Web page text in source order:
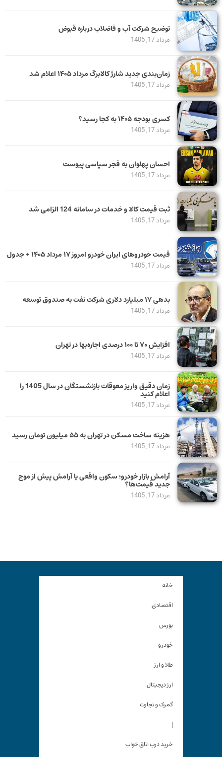
توضیح شرکت آب و فاضلاب درباره قبوض
مرداد 17, 1405
زمان‌بندی جدید شارژ کالابرگ مرداد ۱۴۰۵ اعلام شد
مرداد 17, 1405
کسری بودجه ۱۴۰۵ به کجا رسید؟
مرداد 17, 1405
احسان پهلوان به فجر سپاسی پیوست
مرداد 17, 1405
ثبت قیمت کالا و خدمات در سامانه 124 الزامی شد
مرداد 17, 1405
قیمت خودرو‌های ایران خودرو امروز ۱۷ مرداد ۱۴۰۵ + جدول
مرداد 17, 1405
بدهی ١٧ میلیارد دلاری شرکت نفت به صندوق توسعه
مرداد 17, 1405
افزایش ۷۰ تا ۱۰۰ درصدی اجاره‌بها در تهران
مرداد 17, 1405
زمان دقیق واریز معوقات بازنشستگان در سال 1405 را
اعلام کنید
مرداد 17, 1405
هزینه ساخت مسکن در تهران به ۵۵ میلیون تومان رسید
مرداد 17, 1405
آرامش بازار خودرو؛ سکون واقعی یا آرامش پیش از موج
جدید قیمت‌ها؟
مرداد 17, 1405
خانه
اقتصادی
بورس
خودرو
طلا و ارز
ارز دیجیتال
گمرک و تجارت
خرید درب اتاق خواب